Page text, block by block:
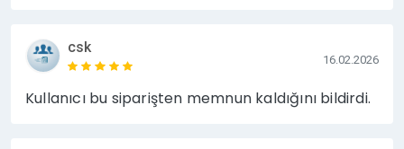
csk
16.02.2026
Kullanıcı bu siparişten memnun kaldığını bildirdi.